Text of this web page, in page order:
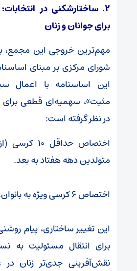
۲. ساختارشکنی در
برای جوانان و زنان
مهم‌ترین خروجی این مجمع،
شورای مرکزی بر مبنای
این اساسنامه با اعمال
مثبت»، سهمیه‌ای قطعی برای
در نظر گرفته است:
متولدین دهه هفتاد به بعد.
اختصاص ۶ کرسی ویژه به بانوان.
این تغییر ساختاری، پیام
برای انتقال مسئولیت به
نقش‌آفرینی جدی‌تر زنان